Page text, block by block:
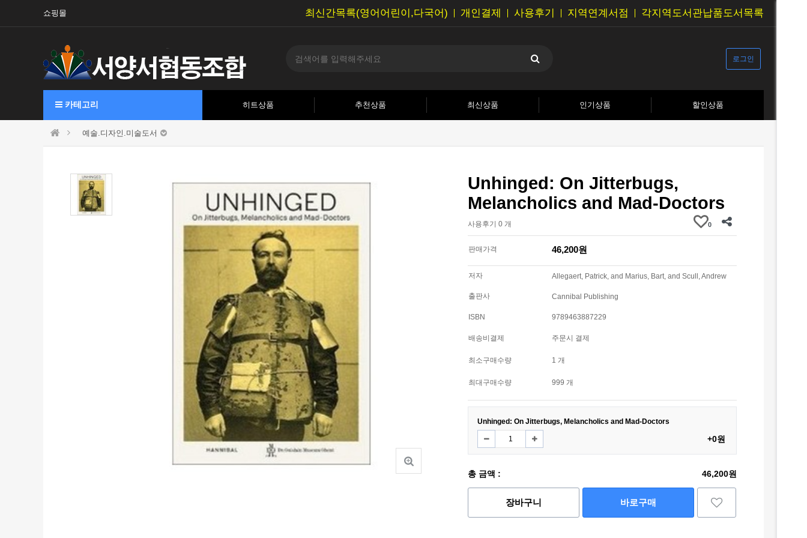
쇼핑몰 최신간목록(영어어린이,다국어) 개인결제 사용후기 지역연계서점 각지역도서관납품도서목록
로그인
카테고리 히트상품 추천상품 최신상품 인기상품 할인상품
예술.디자인.미술도서
Unhinged: On Jitterbugs,
Melancholics and Mad-Doctors
사용후기 0 개 0
판매가격 46,200원
저자 Allegaert, Patrick, and Marius, Bart, and Scull, Andrew
출판사 Cannibal Publishing
ISBN 9789463887229
배송비결제 주문시 결제
최소구매수량 1 개
최대구매수량 999 개
Unhinged: On Jitterbugs, Melancholics and Mad-Doctors
+0원
총 금액 : 46,200원
장바구니 바로구매